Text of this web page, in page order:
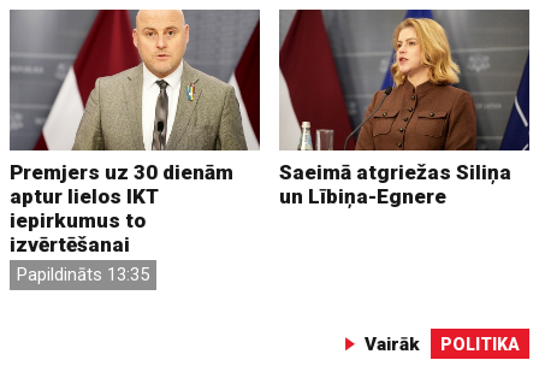
Premjers uz 30 dienām
aptur lielos IKT
iepirkumus to
izvērtēšanai
Papildināts 13:35
Saeimā atgriežas Siliņa
un Lībiņa-Egnere
Vairāk POLITIKA